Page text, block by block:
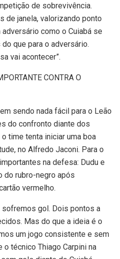
de sobrevivência.
de janela, valorizando ponto
como o Cuiabá se
que para o adversário.
vai acontecer”.
CONTRA O
sendo nada fácil para o Leão
do confronto diante dos
time tenta iniciar uma boa
no Alfredo Jaconi. Para o
na defesa: Dudu e
do rubro-negro após
vermelho.
sofremos gol. Dois pontos a
Mas do que a ideia é o
um jogo consistente e sem
técnico Thiago Carpini na